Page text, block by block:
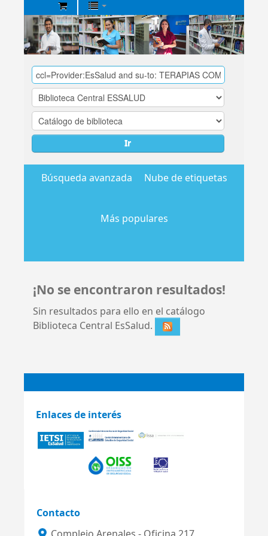
Biblioteca
Central
EsSalud
Ir
Búsqueda avanzada Nube de etiquetas
Más populares
¡No se encontraron resultados!
Sin resultados para ello en el catálogo
Biblioteca Central EsSalud.
Enlaces de interés
Contacto